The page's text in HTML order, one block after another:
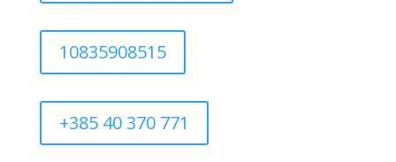
10835908515
+385 40 370 771